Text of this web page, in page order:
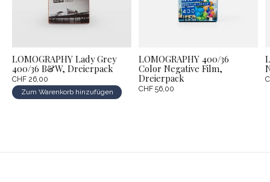
LOMOGRAPHY Lady Grey
400/36 B&W, Dreierpack
CHF 26,00
Zum Warenkorb hinzufügen
LOMOGRAPHY 400/36
Color Negative Film,
Dreierpack
CHF 56,00